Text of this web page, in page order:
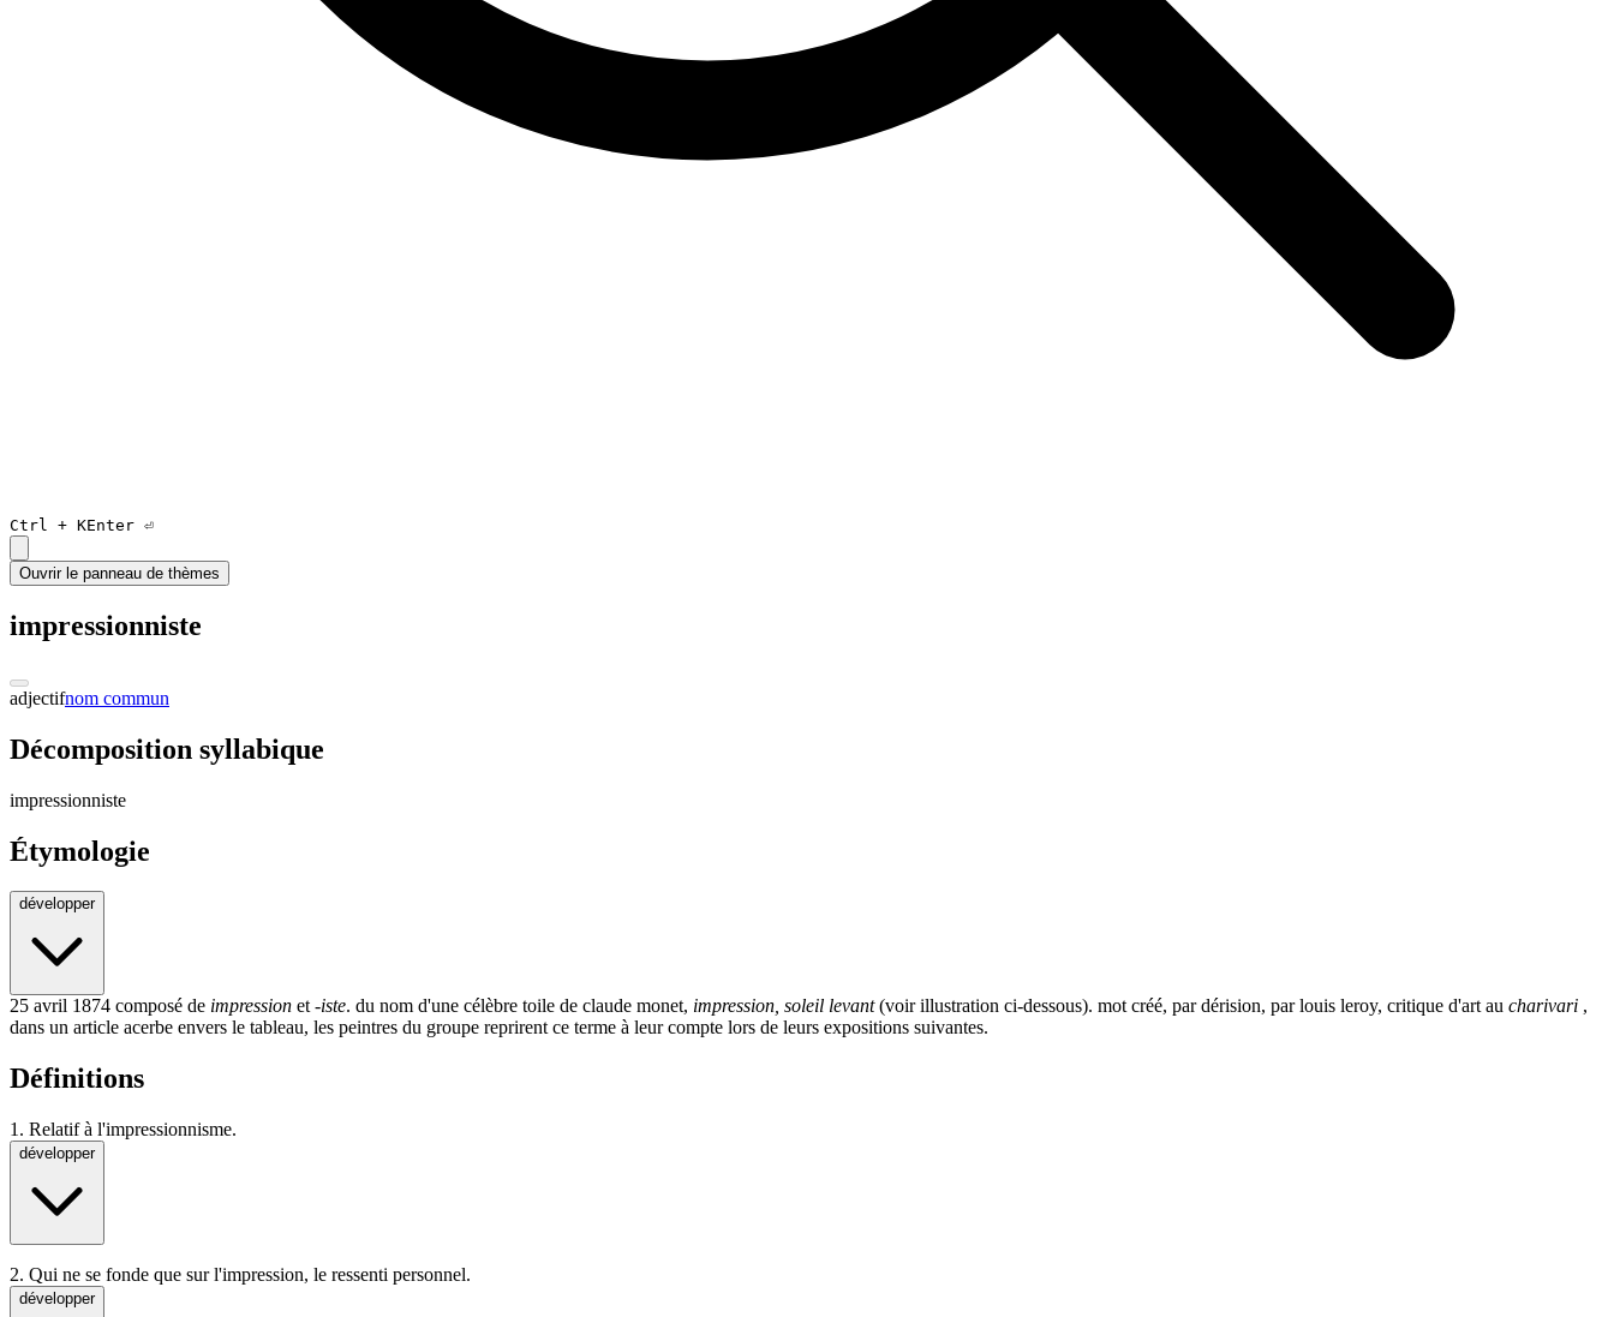
Ctrl + KEnter ⏎
Ouvrir le panneau de thèmes
impressionniste
adjectifnom commun
Décomposition syllabique
impressionniste
Étymologie
développer
25 avril 1874 composé de impression et-iste. du nom d'une célèbre toile de claude monet, impression, soleil levant(voir illustration ci-dessous). mot créé, par dérision, par louis leroy, critique d'artau charivari ,
dans un article acerbe envers le tableau, les peintres du groupe reprirent ce terme à leur compte lors de leurs expositions suivantes.
Définitions
1. Relatif à l'impressionnisme.
développer
2. Qui ne se fonde que sur l'impression, le ressenti personnel.
développer